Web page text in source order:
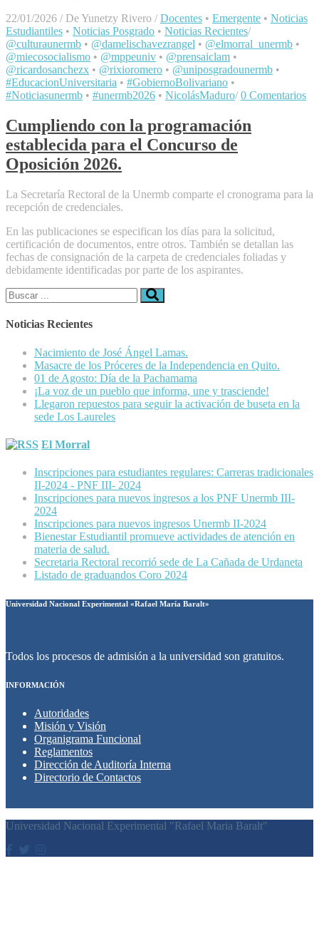
22/01/2026 / De Yunetzy Rivero / Docentes • Emergente • Noticias
Estudiantiles • Noticias Posgrado • Noticias Recientes/
@culturaunermb • @damelischavezrangel • @elmorral_unermb •
@miecosocialismo • @mppeuniv • @prensaiclam •
@ricardosanchezx • @rixioromero • @uniposgradounermb •
#EducacionUniversitaria • #GobiernoBolivariano •
#Noticiasunermb • #unermb2026 • NicolásMaduro/ 0 Comentarios
Cumpliendo con la programación
establecida para el Concurso de
Oposición 2026.
La Secretaría Rectoral de la Unermb comparte el cronograma para la
recepción de credenciales.
En las publicaciones se especifican los días para la solicitud,
certificación de documentos, entre otros. También se detallan las
fechas de consignación de la carpeta de credenciales foliadas y
debidamente identificadas por parte de los aspirantes.
Buscar:
Noticias Recientes
Nacimiento de José Ángel Lamas.
Masacre de los Próceres de la Independencia en Quito.
01 de Agosto: Día de la Pachamama
¡La voz de un pueblo que informa, une y trasciende!
Llegaron repuestos para seguir la activación de buseta en la
sede Los Laureles
El Morral
Inscripciones para estudiantes regulares: Carreras tradicionales
II-2024 - PNF III- 2024
Inscripciones para nuevos ingresos a los PNF Unermb III-
2024
Inscripciones para nuevos ingresos Unermb II-2024
Bienestar Estudiantil promueve actividades de atención en
materia de salud.
Secretaria Rectoral recorrió sede de La Cañada de Urdaneta
Listado de graduandos Coro 2024
Universidad Nacional Experimental «Rafael María Baralt»
Todos los procesos de admisión a la universidad son gratuitos.
INFORMACIÓN
Autoridades
Misión y Visión
Organigrama Funcional
Reglamentos
Dirección de Auditoría Interna
Directorio de Contactos
Universidad Nacional Experimental "Rafael Maria Baralt"